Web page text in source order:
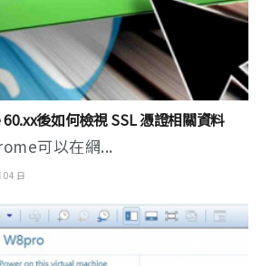
後如何檢視 SSL 憑證相關資料
可以在網...
04 日